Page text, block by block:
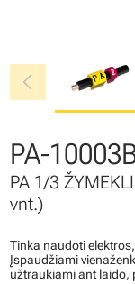
chevron_left
PA-
PA 1/3
vnt.)
Tinka naudoti
Įspaudžiami
užtraukiami ant laido,